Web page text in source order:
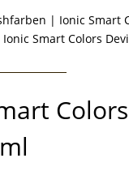
| Ionic Smart
Smart Colors